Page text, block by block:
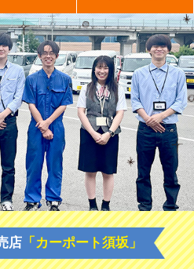
店「カーポート須坂」